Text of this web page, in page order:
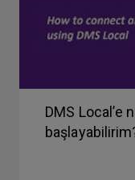
DMS Local’e